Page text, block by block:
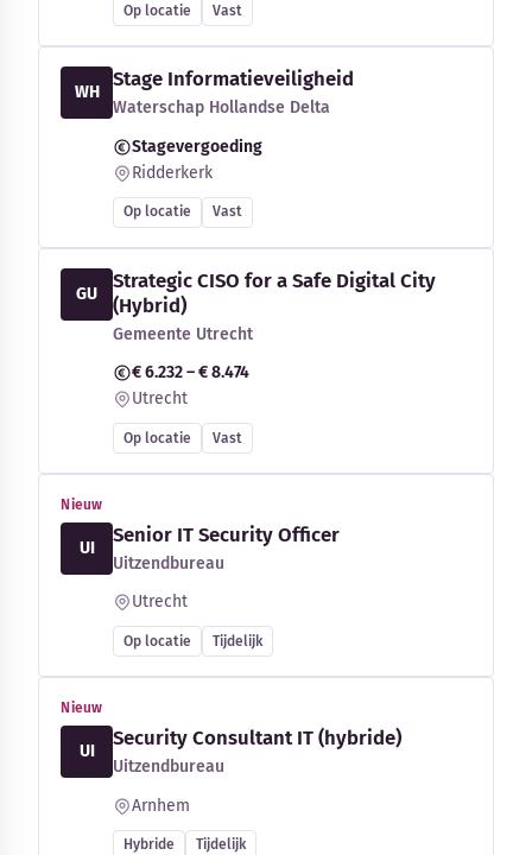
Op locatie Vast
WH
Stage Informatieveiligheid
Waterschap Hollandse Delta
Stagevergoeding
Ridderkerk
Op locatie Vast
GU
Strategic CISO for a Safe Digital City
(Hybrid)
Gemeente Utrecht
€ 6.232 – € 8.474
Utrecht
Op locatie Vast
Nieuw
UI
Senior IT Security Officer
Uitzendbureau
Utrecht
Op locatie Tijdelijk
Nieuw
UI
Security Consultant IT (hybride)
Uitzendbureau
Arnhem
Hybride Tijdelijk